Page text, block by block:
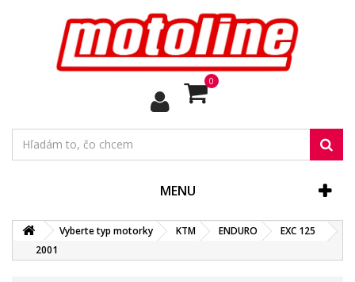
0
MENU
Vyberte typ motorky KTM ENDURO
EXC 125
2001